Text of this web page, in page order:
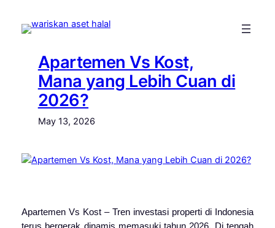
Apartemen Vs Kost,
Mana yang Lebih Cuan di
2026?
May 13, 2026
Apartemen Vs Kost – Tren investasi properti di Indonesia